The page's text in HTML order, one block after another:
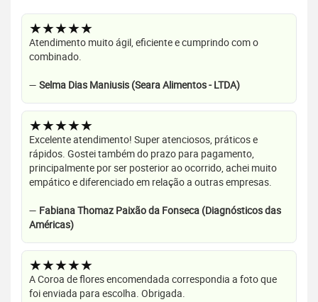
★★★★★
Atendimento muito ágil, eficiente e cumprindo com o
combinado.
— Selma Dias Maniusis (Seara Alimentos - LTDA)
★★★★★
Excelente atendimento! Super atenciosos, práticos e
rápidos. Gostei também do prazo para pagamento,
principalmente por ser posterior ao ocorrido, achei muito
empático e diferenciado em relação a outras empresas.
— Fabiana Thomaz Paixão da Fonseca (Diagnósticos das
Américas)
★★★★★
A Coroa de flores encomendada correspondia a foto que
foi enviada para escolha. Obrigada.